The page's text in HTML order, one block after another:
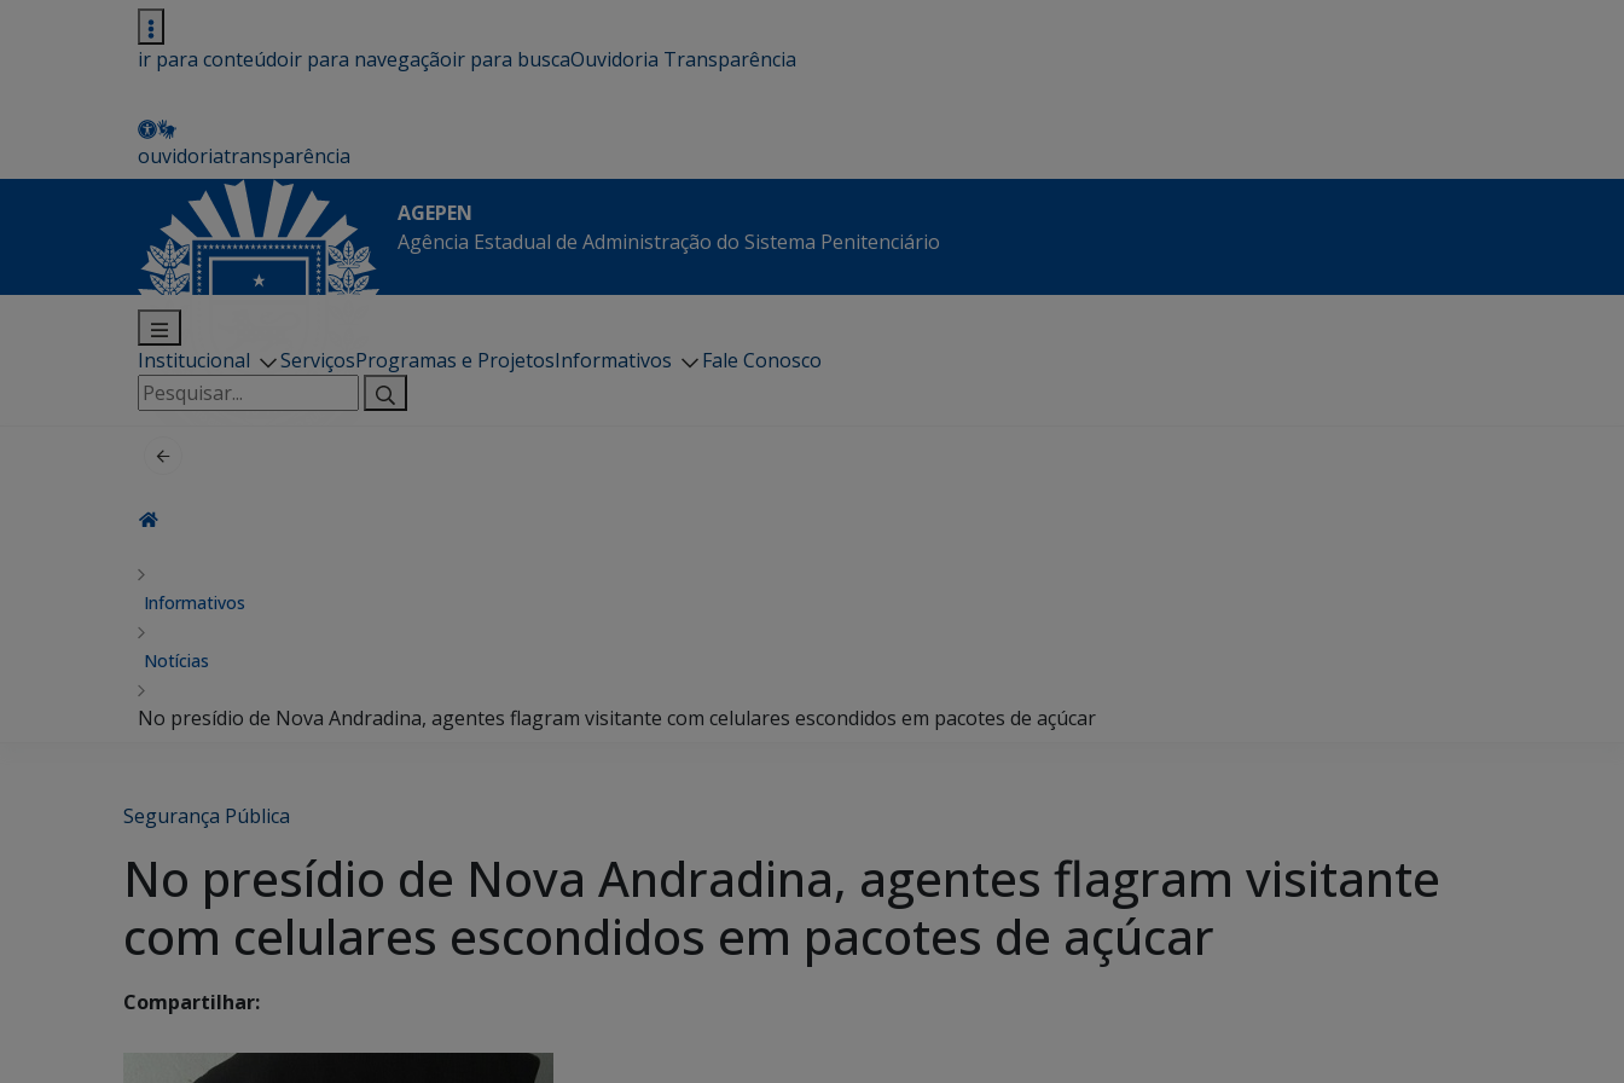
ir para conteúdoir para navegaçãoir para buscaOuvidoria Transparência
ouvidoriatransparência
AGEPEN
Agência Estadual de Administração do Sistema Penitenciário
Institucional ServiçosProgramas e ProjetosInformativos
Fale Conosco
Pesquisar
por:
Informativos
Notícias
No presídio de Nova Andradina, agentes flagram visitante com celulares escondidos em pacotes de açúcar
Segurança Pública
No presídio de Nova Andradina, agentes flagram visitante
com celulares escondidos em pacotes de açúcar
Compartilhar: